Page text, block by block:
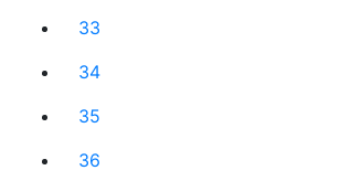
33
34
35
36